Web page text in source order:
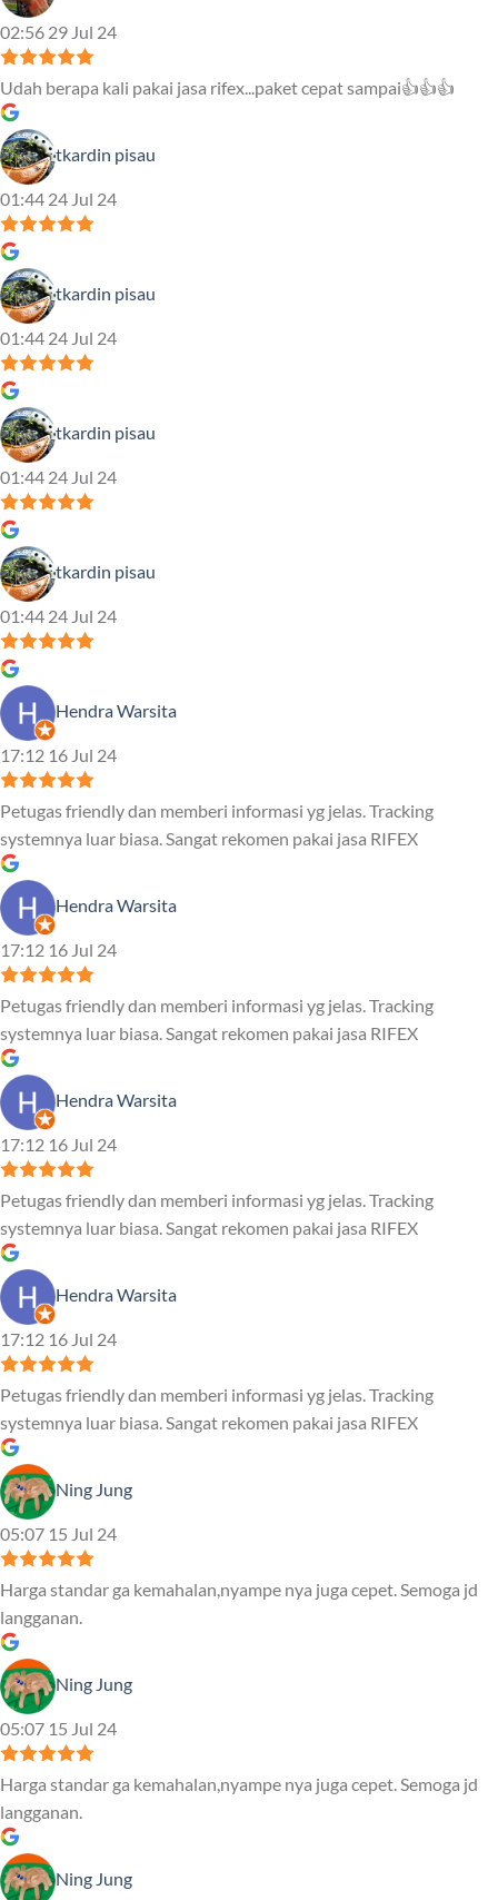
02:56 29 Jul 24
Udah berapa kali pakai jasa rifex...paket cepat sampai👍👍👍
tkardin pisau
01:44 24 Jul 24
tkardin pisau
01:44 24 Jul 24
tkardin pisau
01:44 24 Jul 24
tkardin pisau
01:44 24 Jul 24
Hendra Warsita
17:12 16 Jul 24
Petugas friendly dan memberi informasi yg jelas. Tracking
systemnya luar biasa. Sangat rekomen pakai jasa RIFEX
Hendra Warsita
17:12 16 Jul 24
Petugas friendly dan memberi informasi yg jelas. Tracking
systemnya luar biasa. Sangat rekomen pakai jasa RIFEX
Hendra Warsita
17:12 16 Jul 24
Petugas friendly dan memberi informasi yg jelas. Tracking
systemnya luar biasa. Sangat rekomen pakai jasa RIFEX
Hendra Warsita
17:12 16 Jul 24
Petugas friendly dan memberi informasi yg jelas. Tracking
systemnya luar biasa. Sangat rekomen pakai jasa RIFEX
Ning Jung
05:07 15 Jul 24
Harga standar ga kemahalan,nyampe nya juga cepet. Semoga jd
langganan.
Ning Jung
05:07 15 Jul 24
Harga standar ga kemahalan,nyampe nya juga cepet. Semoga jd
langganan.
Ning Jung